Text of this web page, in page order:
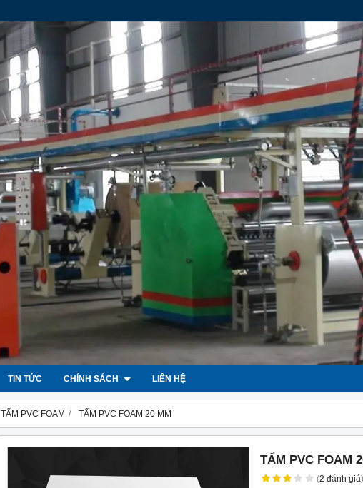
TIN TỨC CHÍNH SÁCH LIÊN HỆ
TẤM PVC FOAM TẤM PVC FOAM 20 MM
TẤM PVC FOAM
(2đánh giá)